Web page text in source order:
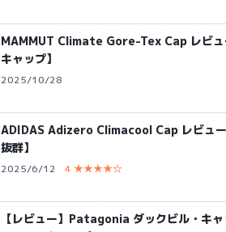
MAMMUT Climate Gore-Tex Cap レビュ
キャップ】
2025/10/28
ADIDAS Adizero Climacool Cap レビュ
抜群】
2025/6/12 4 ★★★★☆
【レビュー】Patagonia ダックビル・キ